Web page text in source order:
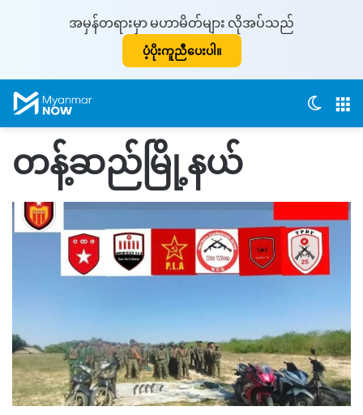
အမှန်တရားမှာ မဟာမိတ်များ လိုအပ်သည်
ပံ့ပိုးကူညီပေးပါ။
တန့်ဆည်မြို့နယ်